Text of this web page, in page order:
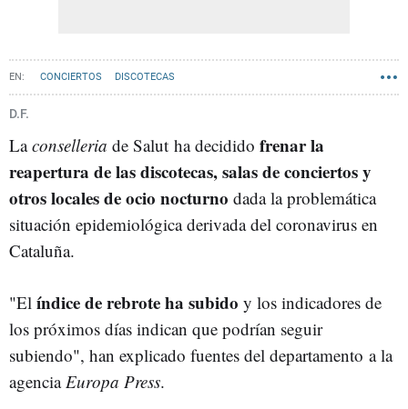
CONCIERTOS DISCOTECAS
D.F.
Laconselleria de Salut ha decidido frenar la
reapertura de las discotecas, salas de conciertos y
otros locales de ocio nocturno dada la problemática
situación epidemiológica derivada del coronavirus en
Cataluña.
"El índice de rebrote ha subido y los indicadores de
los próximos días indican que podrían seguir
subiendo", han explicado fuentes del departamento a la
agenciaEuropa Press.